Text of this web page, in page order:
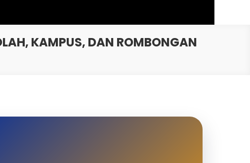
KAMPUS, DAN ROMBONGAN